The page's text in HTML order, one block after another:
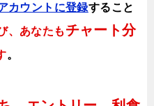
カウントに登録すること
、あなたも チャート分
。